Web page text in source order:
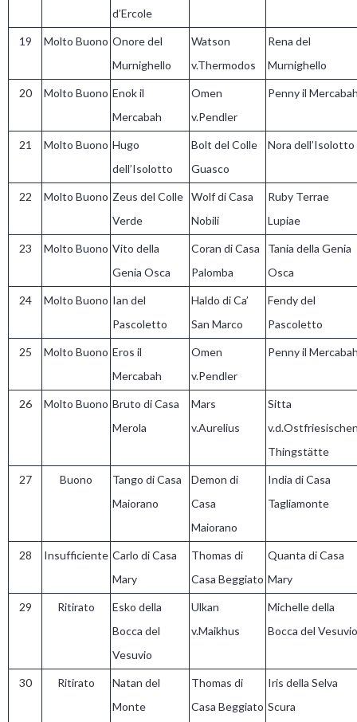
d’Ercole
19 Molto Buono Onore del
Murnighello
Watson
v.Thermodos
Rena del
Murnighello
20 Molto Buono Enok il
Mercabah
Omen
v.Pendler
Penny il
21 Molto Buono Hugo
dell’Isolotto
Bolt del Colle
Guasco
Nora dell’Isolotto
22 Molto Buono Zeus del Colle
Verde
Wolf di Casa
Nobili
Ruby Terrae
Lupiae
23 Molto Buono Vito della
Genia Osca
Coran di Casa
Palomba
Tania della Genia
Osca
24 Molto Buono Ian del
Pascoletto
Haldo di Ca’
San Marco
Fendy del
Pascoletto
25 Molto Buono Eros il
Mercabah
Omen
v.Pendler
Penny il
26 Molto Buono Bruto di Casa
Merola
Mars
v.Aurelius
Sitta
Thingstätte
27 Buono
Tango di Casa
Maiorano
Demon di
Casa
Maiorano
India di Casa
Tagliamonte
28 Insufficiente Carlo di Casa
Mary
Thomas di
Casa Beggiato
Quanta di Casa
Mary
29 Ritirato
Esko della
Bocca del
Vesuvio
Ulkan
v.Maikhus
Michelle della
Bocca del Vesuvio
30 Ritirato
Natan del
Monte
Thomas di
Casa Beggiato
Iris della Selva
Scura